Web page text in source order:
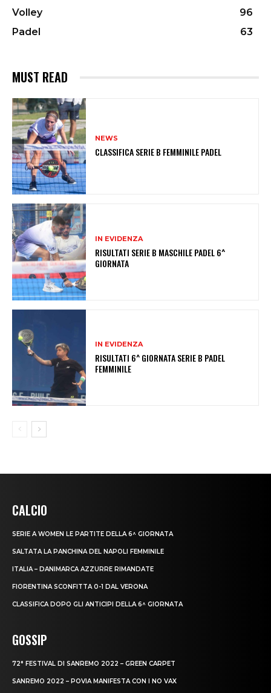
Volley
96
Padel
63
MUST READ
NEWS
CLASSIFICA SERIE B FEMMINILE PADEL
IN EVIDENZA
RISULTATI SERIE B MASCHILE PADEL 6^
GIORNATA
IN EVIDENZA
RISULTATI 6^ GIORNATA SERIE B PADEL
FEMMINILE
CALCIO
SERIE A WOMEN LE PARTITE DELLA 6^ GIORNATA
SALTATA LA PANCHINA DEL NAPOLI FEMMINILE
ITALIA – DANIMARCA AZZURRE RIMANDATE
FIORENTINA SCONFITTA 0-1 DAL VERONA
CLASSIFICA DOPO GLI ANTICIPI DELLA 6^ GIORNATA
GOSSIP
72° FESTIVAL DI SANREMO 2022 – GREEN CARPET
SANREMO 2022 – POVIA MANIFESTA CON I NO VAX